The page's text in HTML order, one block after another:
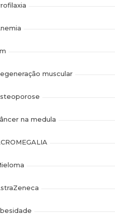
muscular
na medula